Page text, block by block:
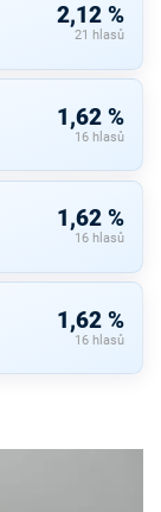
2,12 %
21 hlasů
1,62 %
16 hlasů
1,62 %
16 hlasů
1,62 %
16 hlasů